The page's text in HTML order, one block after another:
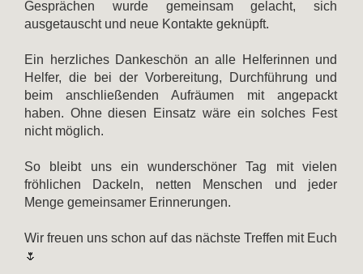
Gesprächen wurde gemeinsam gelacht, sich
ausgetauscht und neue Kontakte geknüpft.
Ein herzliches Dankeschön an alle Helferinnen und
Helfer, die bei der Vorbereitung, Durchführung und
beim anschließenden Aufräumen mit angepackt
haben. Ohne diesen Einsatz wäre ein solches Fest
nicht möglich.
So bleibt uns ein wunderschöner Tag mit vielen
fröhlichen Dackeln, netten Menschen und jeder
Menge gemeinsamer Erinnerungen.
Wir freuen uns schon auf das nächste Treffen mit Euch
🌷